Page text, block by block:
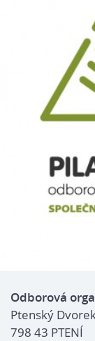
Odborová
Ptenský
798 43 PTENÍ